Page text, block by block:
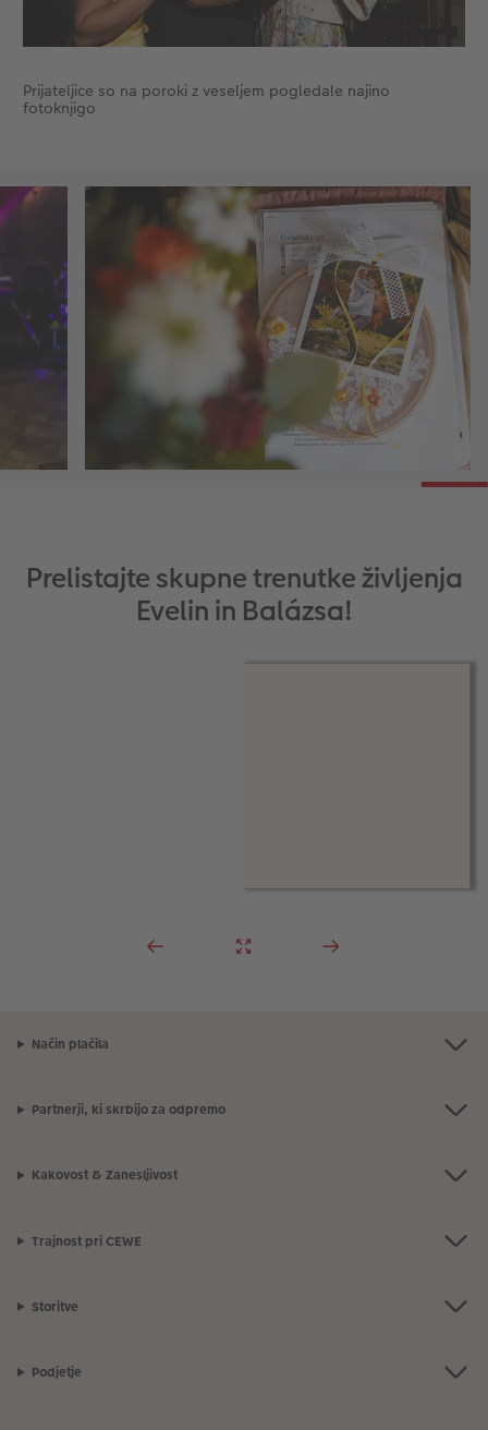
Prijateljice so na poroki z veseljem pogledale najino
fotoknjigo
Prelistajte skupne trenutke življenja
Evelin in Balázsa!
Način plačila
Partnerji, ki skrbijo za odpremo
Kakovost & Zanesljivost
Trajnost pri CEWE
Storitve
Podjetje